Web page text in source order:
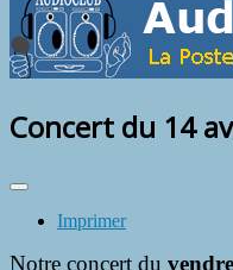
Concert du 14
Imprimer
Notre concert du